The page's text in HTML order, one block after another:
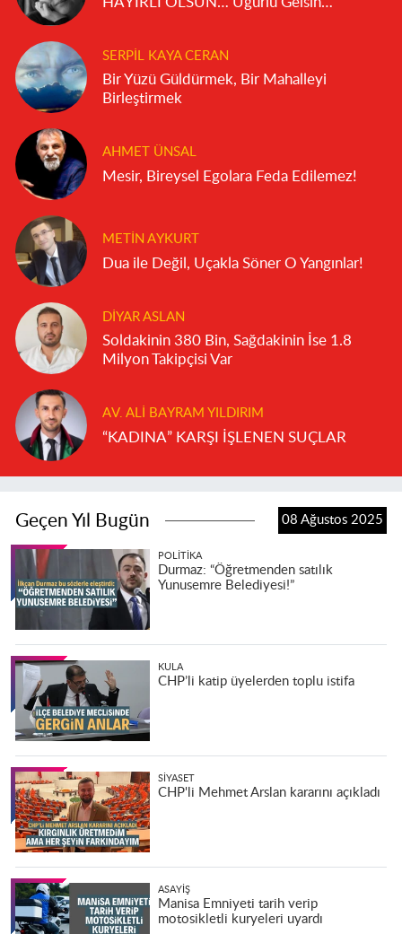
SERPIL KAYA CERAN
Bir Yüzü Güldürmek, Bir Mahalleyi
Birleştirmek
AHMET ÜNSAL
Mesir, Bireysel Egolara Feda Edilemez!
METIN AYKURT
Dua ile Değil, Uçakla Söner O Yangınlar!
DIYAR ASLAN
Soldakinin 380 Bin, Sağdakinin İse 1.8
Milyon Takipçisi Var
AV. ALI BAYRAM YILDIRIM
“KADINA” KARŞI İŞLENEN SUÇLAR
Geçen Yıl Bugün 08 Ağustos 2025
POLITIKA
Durmaz: “Öğretmenden satılık
Yunusemre Belediyesi!”
KULA
CHP’li katip üyelerden toplu istifa
SIYASET
CHP'li Mehmet Arslan kararını açıkladı
ASAYIŞ
Manisa Emniyeti tarih verip
motosikletli kuryeleri uyardı